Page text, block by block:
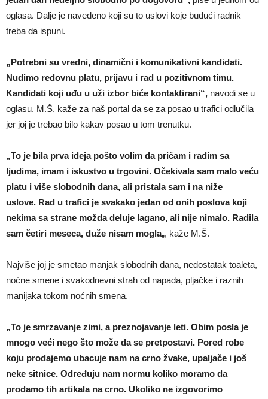
oglasa. Dalje je navedeno koji su to uslovi koje budući radnik
treba da ispuni.
„Potrebni su vredni, dinamični i komunikativni kandidati.
Nudimo redovnu platu, prijavu i rad u pozitivnom timu.
Kandidati koji uđu u uži izbor biće kontaktirani“, navodi se u
oglasu. M.Š. kaže za naš portal da se za posao u trafici odlučila
jer joj je trebao bilo kakav posao u tom trenutku.
„To je bila prva ideja pošto volim da pričam i radim sa
ljudima, imam i iskustvo u trgovini. Očekivala sam malo veću
platu i više slobodnih dana, ali pristala sam i na niže
uslove. Rad u trafici je svakako jedan od onih poslova koji
nekima sa strane možda deluje lagano, ali nije nimalo. Radila
sam četiri meseca, duže nisam mogla„, kaže M.Š.
Najviše joj je smetao manjak slobodnih dana, nedostatak toaleta,
noćne smene i svakodnevni strah od napada, pljačke i raznih
manijaka tokom noćnih smena.
„To je smrzavanje zimi, a preznojavanje leti. Obim posla je
mnogo veći nego što može da se pretpostavi. Pored robe
koju prodajemo ubacuje nam na crno žvake, upaljače i još
neke sitnice. Određuju nam normu koliko moramo da
prodamo tih artikala na crno. Ukoliko ne izgovorimo